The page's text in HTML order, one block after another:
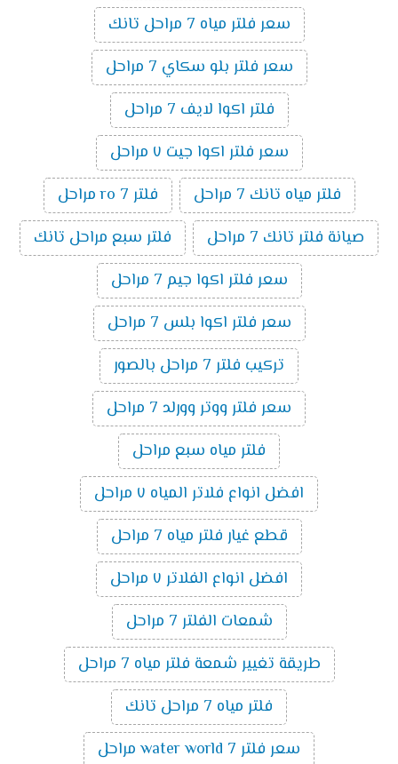
سعر فلتر مياه 7 مراحل تانك
سعر فلتر بلو سكاي 7 مراحل
فلتر اكوا لايف 7 مراحل
سعر فلتر اكوا جيت ٧ مراحل
فلتر مياه تانك 7 مراحل
فلتر ro 7 مراحل
صيانة فلتر تانك 7 مراحل
فلتر سبع مراحل تانك
سعر فلتر اكوا جيم 7 مراحل
سعر فلتر اكوا بلس 7 مراحل
تركيب فلتر 7 مراحل بالصور
سعر فلتر ووتر وورلد 7 مراحل
فلتر مياه سبع مراحل
افضل انواع فلاتر المياه ٧ مراحل
قطع غيار فلتر مياه 7 مراحل
افضل انواع الفلاتر ٧ مراحل
شمعات الفلتر 7 مراحل
طريقة تغيير شمعة فلتر مياه 7 مراحل
فلتر مياه 7 مراحل تانك
سعر فلتر water world 7 مراحل